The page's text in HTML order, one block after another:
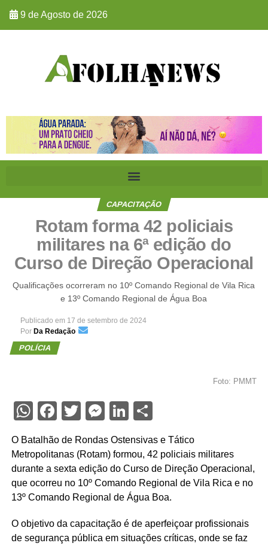
9 de Agosto de 2026
CAPACITAÇÃO
Rotam forma 42 policiais
militares na 6ª edição do
Curso de Direção Operacional
Qualificações ocorreram no 10º Comando Regional de Vila Rica
e 13º Comando Regional de Água Boa
Publicado em 17 de setembro de 2024
Por Da Redação
POLÍCIA
Foto: PMMT
WhatsApp
Facebook
Twitter
Messenger
LinkedIn
Share
O Batalhão de Rondas Ostensivas e Tático
Metropolitanas (Rotam) formou, 42 policiais militares
durante a sexta edição do Curso de Direção Operacional,
que ocorreu no 10º Comando Regional de Vila Rica e no
13º Comando Regional de Água Boa.
O objetivo da capacitação é de aperfeiçoar profissionais
de segurança pública em situações críticas, onde se faz